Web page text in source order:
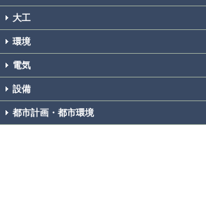
大工
環境
電気
設備
都市計画・都市環境